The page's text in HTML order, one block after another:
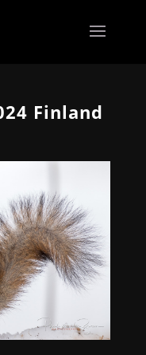
Finland